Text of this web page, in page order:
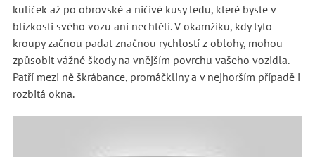
kuliček až po obrovské a ničivé kusy ledu, které byste v
blízkosti svého vozu ani nechtěli. V okamžiku, kdy tyto
kroupy začnou padat značnou rychlostí z oblohy, mohou
způsobit vážné škody na vnějším povrchu vašeho vozidla.
Patří mezi ně škrábance, promáčkliny a v nejhorším případě i
rozbitá okna.